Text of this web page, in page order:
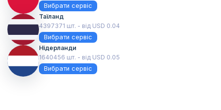
Вибрати сервіс
Таїланд
4397371 шт. - від USD 0.04
Вибрати сервіс
Нідерланди
1640456 шт. - від USD 0.05
Вибрати сервіс